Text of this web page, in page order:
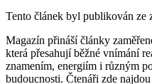
Tento článek byl publikován ze
Magazín přináší články
která přesahují běžné vnímání
znamením, energiím i různým
budoucnosti. Čtenáři zde